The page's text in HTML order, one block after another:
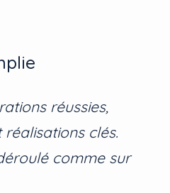
réussies,
clés.
comme sur